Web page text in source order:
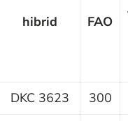
hibrid FAO
DKC 3623 300